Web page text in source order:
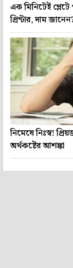
এক মিনিটেই
প্রিন্টার, দাম
নিমেষে নিঃস্ব!
অর্থকষ্টের আশঙ্কা